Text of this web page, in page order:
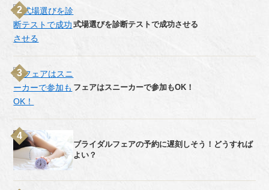
式場選びを診断テストで成功させる
フェアはスニーカーで参加もOK！
ブライダルフェアの予約に遅刻しそう！どうすれば
よい？